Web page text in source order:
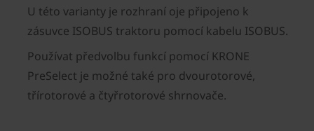
U této varianty je rozhraní oje připojeno k
zásuvce ISOBUS traktoru pomocí kabelu ISOBUS.
Používat předvolbu funkcí pomocí KRONE
PreSelect je možné také pro dvourotorové,
třírotorové a čtyřrotorové shrnovače.